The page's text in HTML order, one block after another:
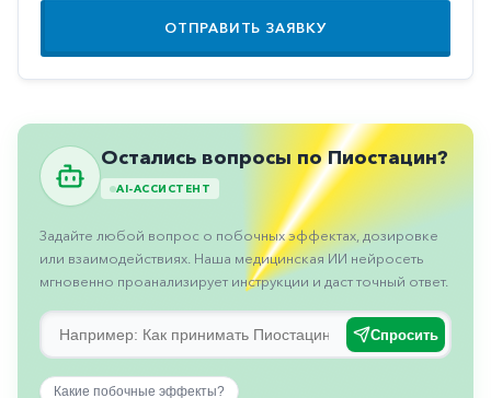
Противорвотные
Противоэпилептические
Пульмонология
Сердечные
Тромбозы
Ухо-
горло-
нос
ОТПРАВИТЬ ЗАЯВКУ
Остались вопросы по Пиостацин?
AI-АССИСТЕНТ
Задайте любой вопрос о побочных эффектах, дозировке
или взаимодействиях. Наша медицинская ИИ нейросеть
мгновенно проанализирует инструкции и даст точный ответ.
Спросить
Какие побочные эффекты?